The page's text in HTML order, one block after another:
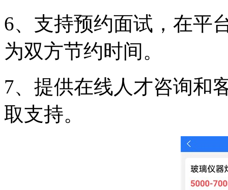
6、支持预约面试，在平
为双方节约时间。
7、提供在线人才咨询和
取支持。